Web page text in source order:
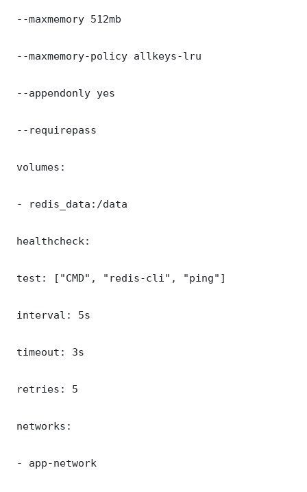
--maxmemory 512mb
--maxmemory-policy allkeys-lru
--appendonly yes
--requirepass
volumes:
- redis_data:/data
healthcheck:
test: ["CMD", "redis-cli", "ping"]
interval: 5s
timeout: 3s
retries: 5
networks:
- app-network